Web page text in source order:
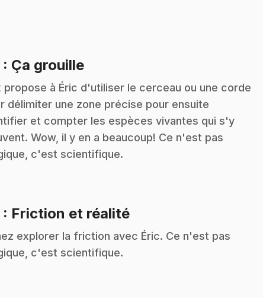
: Ça grouille.
propose à Éric d'utiliser le cerceau ou une corde
délimiter une zone précise pour ensuite
et compter les espèces vivantes qui s'y
Wow, il y en a beaucoup! Ce n'est pas
c'est scientifique.
: Friction et réalité.
explorer la friction avec Éric. Ce n'est pas
c'est scientifique.